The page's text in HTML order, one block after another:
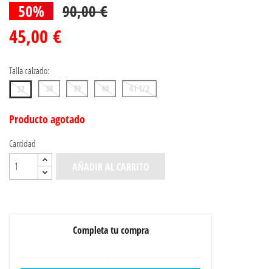
50% 90,00 €
45,00 €
Talla calzado:
37 38 39 40 41 1/2
Producto agotado
Cantidad
AÑADIR AL CARRITO
Completa tu compra